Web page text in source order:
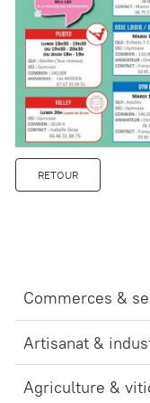
Commerces &
Artisanat &
Agriculture &
RETOUR